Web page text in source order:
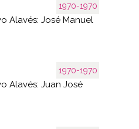
1970-1970
Alavés: José Manuel
1970-1970
Alavés: Juan José